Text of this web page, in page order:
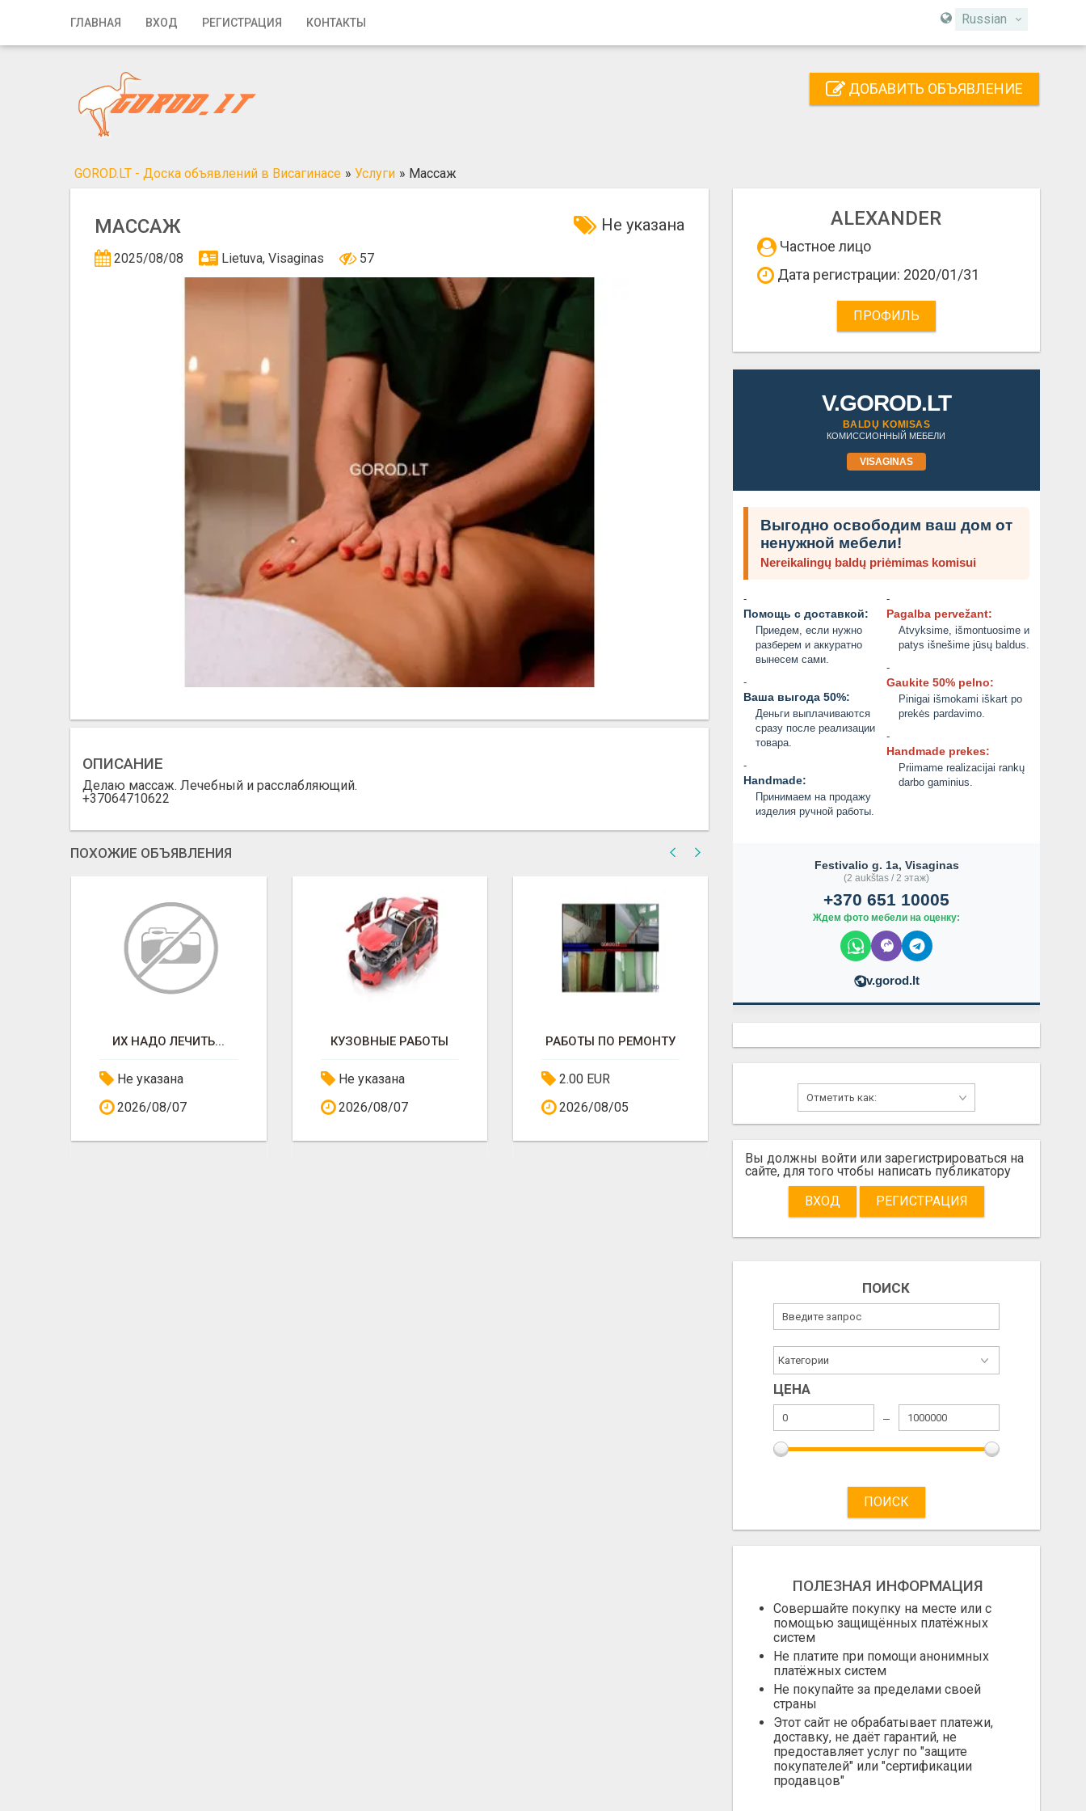
ГЛАВНАЯ ВХОД РЕГИСТРАЦИЯ КОНТАКТЫ Russian
Главная
Регистрация
Добавить объявление
ДОБАВИТЬ ОБЪЯВЛЕНИЕ
GOROD.LT - Доска объявлений в Висагинасе » Услуги » Mассаж
MАССАЖ Не указана
2025/08/08 Lietuva, Visaginas 57
ОПИСАНИЕ
Делаю массаж. Лечебный и расслабляющий.
+37064710622
ПОХОЖИЕ ОБЪЯВЛЕНИЯ
ИХ НАДО ЛЕЧИТЬ...
Не указана
2026/08/07
КУЗОВНЫЕ РАБОТЫ
Не указана
2026/08/07
РАБОТЫ ПО РЕМОНТУ
2.00 EUR
2026/08/05
2026/08/08
ALEXANDER
Частное лицо
Дата регистрации: 2020/01/31
ПРОФИЛЬ
V.GOROD.LT
BALDŲ KOMISAS
КОМИССИОННЫЙ МЕБЕЛИ
VISAGINAS
Выгодно освободим ваш дом от
ненужной мебели!
Nereikalingų baldų priėmimas komisui
-
Помощь с доставкой:
Приедем, если нужно
разберем и аккуратно
вынесем сами.
-
Ваша выгода 50%:
Деньги выплачиваются
сразу после реализации
товара.
-
Handmade:
Принимаем на продажу
изделия ручной работы.
-
Pagalba pervežant:
Atvyksime, išmontuosime и
patys išnešime jūsų baldus.
-
Gaukite 50% pelno:
Pinigai išmokami iškart po
prekės pardavimo.
-
Handmade prekes:
Priimame realizacijai rankų
darbo gaminius.
Festivalio g. 1a, Visaginas
(2 aukštas / 2 этаж)
+370 651 10005
Ждем фото мебели на оценку:
v.gorod.lt
Вы должны войти или зарегистрироваться на
сайте, для того чтобы написать публикатору
ВХОД
РЕГИСТРАЦИЯ
ПОИСК
ЦЕНА
ПОИСК
ПОЛЕЗНАЯ ИНФОРМАЦИЯ
Совершайте покупку на месте или с
помощью защищённых платёжных
систем
Не платите при помощи анонимных
платёжных систем
Не покупайте за пределами своей
страны
Этот сайт не обрабатывает платежи,
доставку, не даёт гарантий, не
предоставляет услуг по "защите
покупателей" или "сертификации
продавцов"